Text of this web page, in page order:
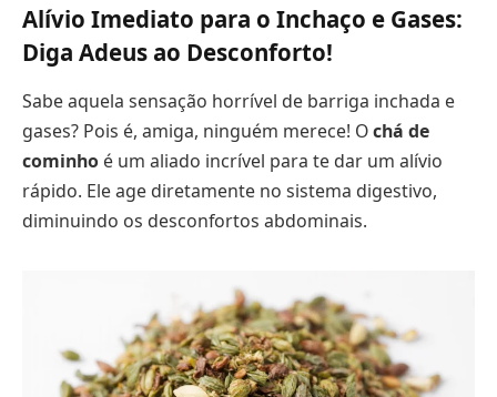
Alívio Imediato para o Inchaço e Gases:
Diga Adeus ao Desconforto!
Sabe aquela sensação horrível de barriga inchada e
gases? Pois é, amiga, ninguém merece! Ochá de
cominho é um aliado incrível para te dar um alívio
rápido. Ele age diretamente no sistema digestivo,
diminuindo os desconfortos abdominais.